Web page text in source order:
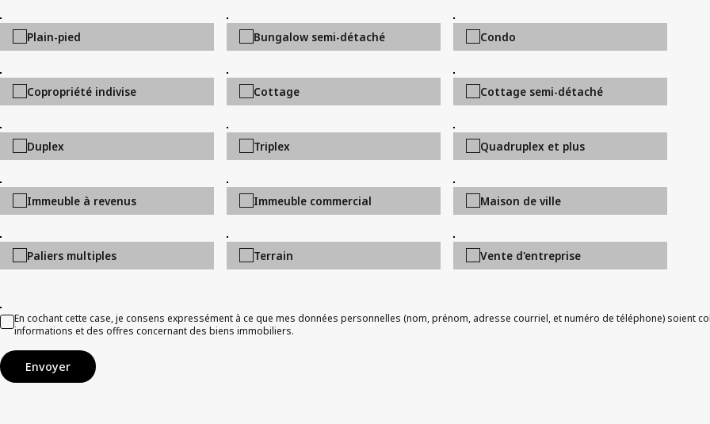
Plain-pied Bungalow semi-détaché Condo
Copropriété indivise Cottage Cottage semi-détaché
Duplex Triplex Quadruplex et plus
Immeuble à revenus Immeuble commercial Maison de ville
Paliers multiples Terrain Vente d'entreprise
En cochant cette case, je consens expressément à ce que mes données personnelles (nom, prénom, adresse courriel, et numéro de téléphone) soient
informations et des offres concernant des biens immobiliers.
Envoyer